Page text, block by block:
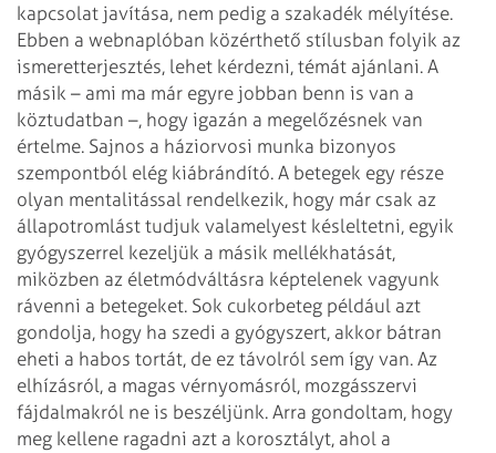
kapcsolat javítása, nem pedig a szakadék mélyítése.
Ebben a webnaplóban közérthető stílusban folyik az
ismeretterjesztés, lehet kérdezni, témát ajánlani. A
másik – ami ma már egyre jobban benn is van a
köztudatban –, hogy igazán a megelőzésnek van
értelme. Sajnos a háziorvosi munka bizonyos
szempontból elég kiábrándító. A betegek egy része
olyan mentalitással rendelkezik, hogy már csak az
állapotromlást tudjuk valamelyest késleltetni, egyik
gyógyszerrel kezeljük a másik mellékhatását,
miközben az életmódváltásra képtelenek vagyunk
rávenni a betegeket. Sok cukorbeteg például azt
gondolja, hogy ha szedi a gyógyszert, akkor bátran
eheti a habos tortát, de ez távolról sem így van. Az
elhízásról, a magas vérnyomásról, mozgásszervi
fájdalmakról ne is beszéljünk. Arra gondoltam, hogy
meg kellene ragadni azt a korosztályt, ahol a